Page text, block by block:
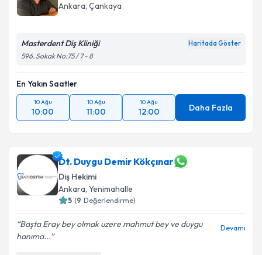
Ankara, Çankaya
Masterdent Diş Kliniği Haritada Göster
596. Sokak No:75 / 7 - 8
En Yakın Saatler
10 Ağu
10:00
10 Ağu
11:00
10 Ağu
12:00 Daha Fazla
Dt. Duygu Demir Kökçınar
Diş Hekimi
Ankara, Yenimahalle
5 (9 Değerlendirme)
Başta Eray bey olmak uzere mahmut bey ve duygu
hanıma...
Devamı